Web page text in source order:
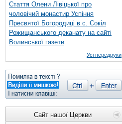
Стаття Олени Лівіцької про
чоловічий монастир Успіння
Пресвятої Богородиці в с. Сокіл
Рожищанського деканату на сайті
Волинської газети
Усі передруки
Сайт нашої Церкви